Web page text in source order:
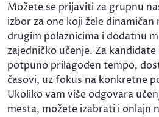
Možete se prijaviti za grupnu
izbor za one koji žele
drugim polaznicima i dodatnu
zajedničko učenje. Za
potpuno prilagođen tempo,
časovi, uz fokus na konkretne
Ukoliko vam više odgovara
mesta, možete izabrati i onlajn